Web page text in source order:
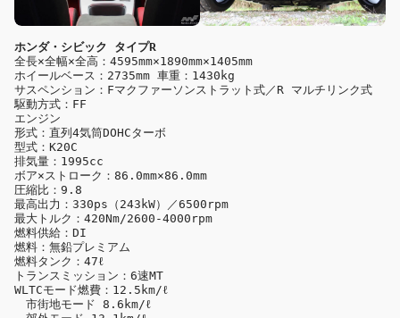
全長×全幅×全高：4595mm×1890mm×1405mm
ホイールベース：2735mm 車重：1430kg
サスペンション：Fマクファーソンストラット式／R マルチリンク式
駆動方式：FF
エンジン
形式：直列4気筒DOHCターボ
型式：K20C
排気量：1995cc
ボア×ストローク：86.0mm×86.0mm
圧縮比：9.8
最高出力：330ps（243kW）／6500rpm
最大トルク：420Nm/2600-4000rpm
燃料供給：DI
燃料：無鉛プレミアム
燃料タンク：47ℓ
トランスミッション：6速MT
WLTCモード燃費：12.5km/ℓ
市街地モード 8.6km/ℓ